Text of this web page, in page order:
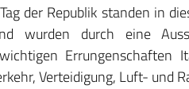
der Republik standen in
wurden durch eine
Errungenschaften
Verteidigung, Luft- und